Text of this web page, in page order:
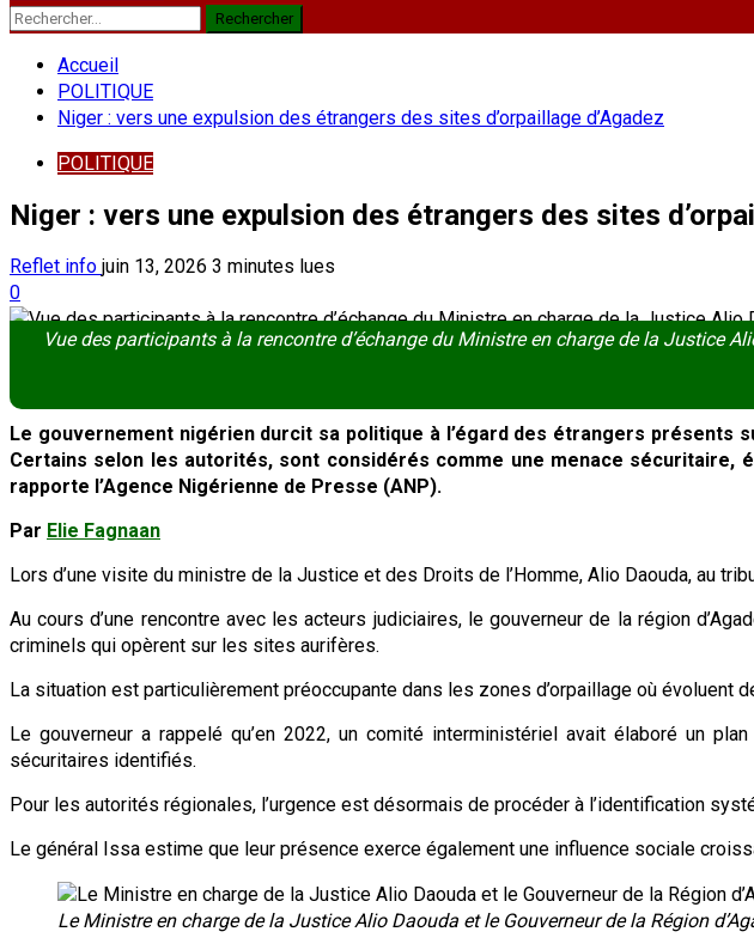
Rechercher :
Accueil
POLITIQUE
Niger : vers une expulsion des étrangers des sites d’orpaillage d’Agadez
POLITIQUE
Niger : vers une expulsion des étrangers des sites
Reflet info juin 13, 2026 3 minutes lues
0
Vue des participants à la rencontre d’échange du Ministre en charge de la Justice
Le gouvernement nigérien durcit sa politique à l’égard des étrangers présents
Certains selon les autorités, sont considérés comme une menace sécuritaire,
rapporte l’Agence Nigérienne de Presse (ANP).
Par Elie Fagnaan
Lors d’une visite du ministre de la Justice et des Droits de l’Homme, Alio Daouda, au
Au cours d’une rencontre avec les acteurs judiciaires, le gouverneur de la région
criminels qui opèrent sur les sites aurifères.
La situation est particulièrement préoccupante dans les zones d’orpaillage où
Le gouverneur a rappelé qu’en 2022, un comité interministériel avait élaboré un
sécuritaires identifiés.
Pour les autorités régionales, l’urgence est désormais de procéder à l’identification
Le général Issa estime que leur présence exerce également une influence sociale
Le Ministre en charge de la Justice Alio Daouda et le Gouverneur de la Région